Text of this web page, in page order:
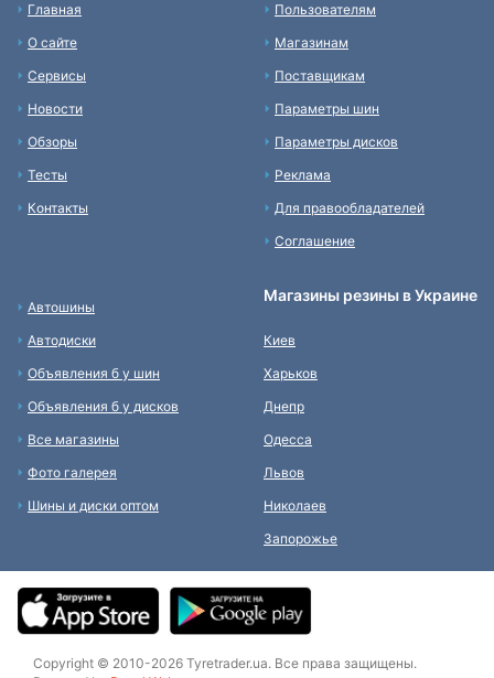
Главная
О сайте
Сервисы
Новости
Обзоры
Тесты
Контакты
Пользователям
Магазинам
Поставщикам
Параметры шин
Параметры дисков
Реклама
Для правообладателей
Соглашение
Автошины
Автодиски
Объявления б у шин
Объявления б у дисков
Все магазины
Фото галерея
Шины и диски оптом
Магазины резины в Украине
Киев
Харьков
Днепр
Одесса
Львов
Николаев
Запорожье
Copyright © 2010-2026 Tyretrader.ua. Все права защищены.